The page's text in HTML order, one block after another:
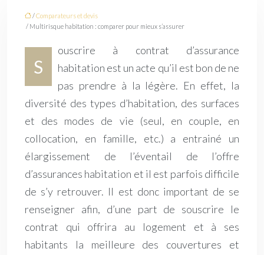
/Comparateurs et devis
/ Multirisque habitation : comparer pour mieux s’assurer
S
ouscrire à contrat d’assurance
habitation est un acte qu’il est bon de ne
pas prendre à la légère. En effet, la
diversité des types d’habitation, des surfaces
et des modes de vie (seul, en couple, en
collocation, en famille, etc.) a entrainé un
élargissement de l’éventail de l’offre
d’assurances habitation et il est parfois difficile
de s’y retrouver. Il est donc important de se
renseigner afin, d’une part de souscrire le
contrat qui offrira au logement et à ses
habitants la meilleure des couvertures et